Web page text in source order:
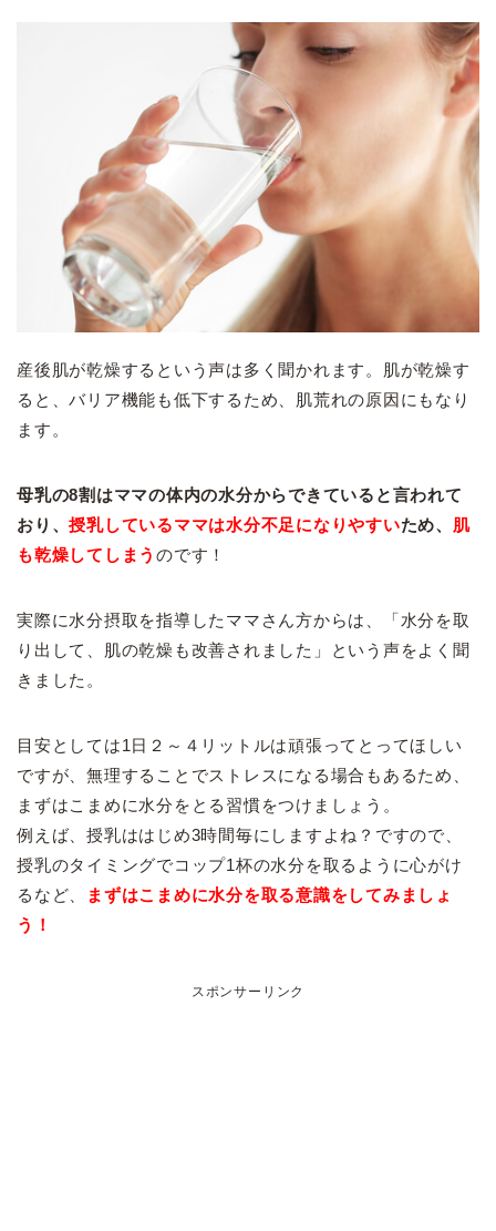
産後肌が乾燥するという声は多く聞かれます。肌が乾燥す
ると、バリア機能も低下するため、肌荒れの原因にもなり
ます。
母乳の8割はママの体内の水分からできていると言われて
おり、授乳しているママは水分不足になりやすいため、 肌
も乾燥してしまうのです！
実際に水分摂取を指導したママさん方からは、「水分を取
り出して、肌の乾燥も改善されました」という声をよく聞
きました。
目安としては1日２～４リットルは頑張ってとってほしい
ですが、無理することでストレスになる場合もあるため、
まずはこまめに水分をとる習慣をつけましょう。
例えば、授乳ははじめ3時間毎にしますよね？ですので、
授乳のタイミングでコップ1杯の水分を取るように心がけ
るなど、
まずはこまめに水分を取る意識をしてみましょ
う！
スポンサーリンク